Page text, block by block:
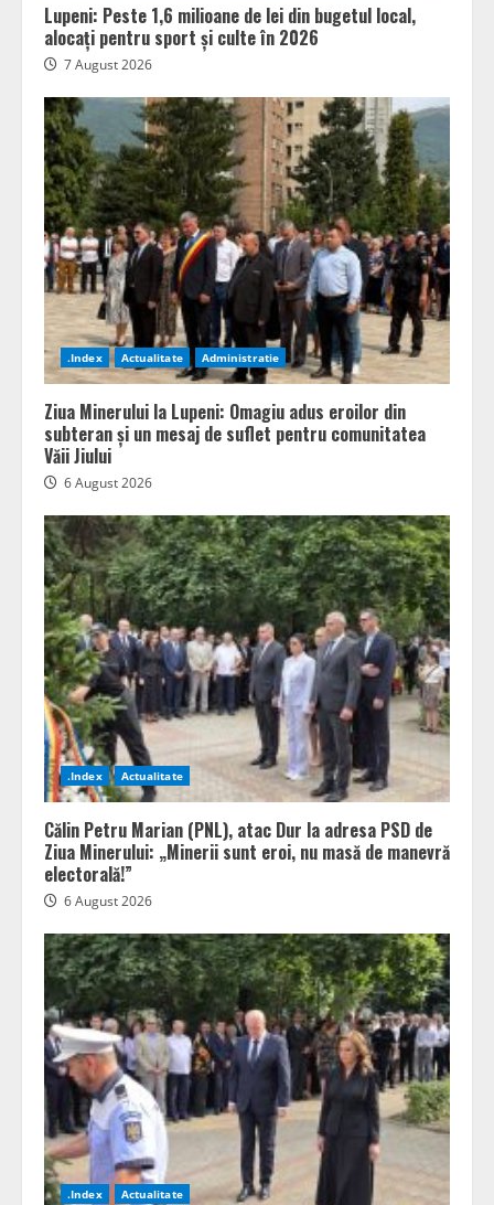
Lupeni: Peste 1,6 milioane de lei din bugetul local,
alocați pentru sport și culte în 2026
7 August 2026
.Index Actualitate Administratie
Ziua Minerului la Lupeni: Omagiu adus eroilor din
subteran și un mesaj de suflet pentru comunitatea
Văii Jiului
6 August 2026
.Index Actualitate
Călin Petru Marian (PNL), atac Dur la adresa PSD de
Ziua Minerului: „Minerii sunt eroi, nu masă de manevră
electorală!”
6 August 2026
.Index Actualitate